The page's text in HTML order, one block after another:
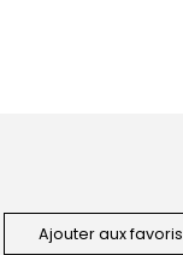
Ajouter aux favoris